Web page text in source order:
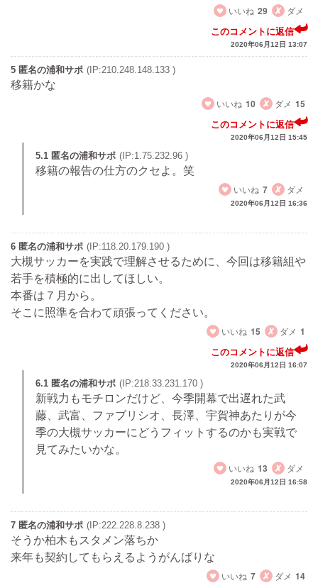
いいね 29 ダメ
このコメントに返信
2020年06月12日 13:07
5 匿名の浦和サポ (IP:210.248.148.133 )
移籍かな
いいね 10 ダメ 15
このコメントに返信
2020年06月12日 15:45
5.1 匿名の浦和サポ (IP:1.75.232.96 )
移籍の報告の仕方のクセよ。笑
いいね 7 ダメ
2020年06月12日 16:36
6 匿名の浦和サポ (IP:118.20.179.190 )
大槻サッカーを実践で理解させるために、今回は移籍組や
若手を積極的に出してほしい。
本番は７月から。
そこに照準を合わて頑張ってください。
いいね 15 ダメ 1
このコメントに返信
2020年06月12日 16:07
6.1 匿名の浦和サポ (IP:218.33.231.170 )
新戦力もモチロンだけど、今季開幕で出遅れた武
藤、武富、ファブリシオ、長澤、宇賀神あたりが今
季の大槻サッカーにどうフィットするのかも実戦で
見てみたいかな。
いいね 13 ダメ
2020年06月12日 16:58
7 匿名の浦和サポ (IP:222.228.8.238 )
そうか柏木もスタメン落ちか
来年も契約してもらえるようがんばりな
いいね 7 ダメ 14